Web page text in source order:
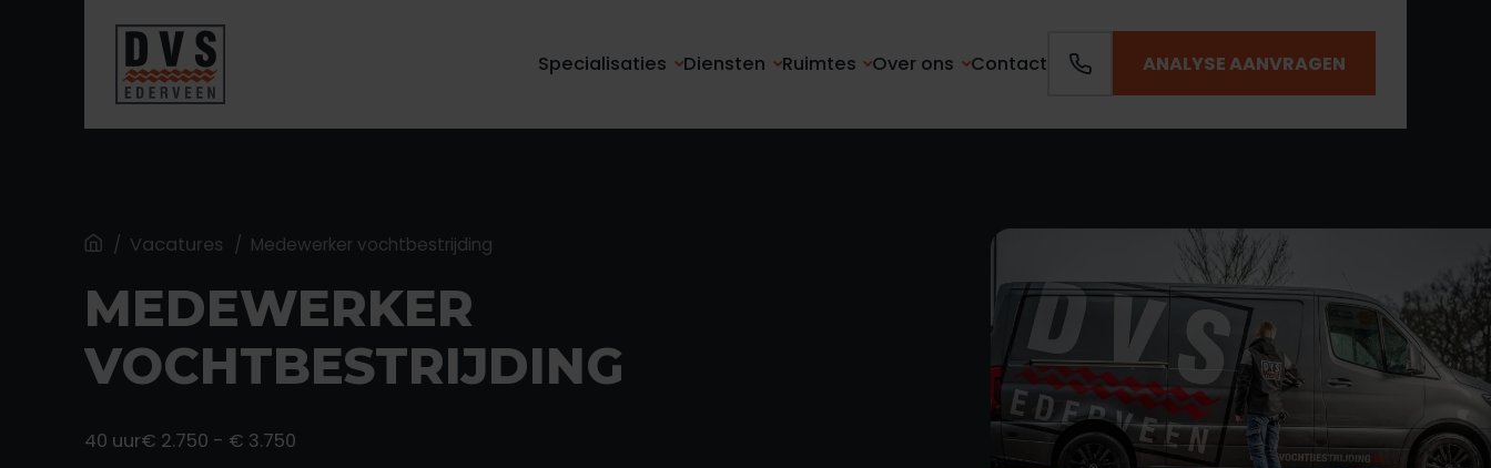
Specialisaties Diensten Ruimtes Over ons Contact ANALYSE AANVRAGEN
Home
/ Vacatures / Medewerker vochtbestrijding
MEDEWERKER
VOCHTBESTRIJDING
40 uur€ 2.750 - € 3.750